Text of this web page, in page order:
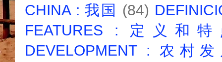
CHINA : 我国 (84)
FEATURES : 定义和
DEVELOPMENT : 农村